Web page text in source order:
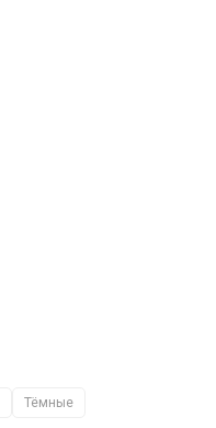
Тёмные